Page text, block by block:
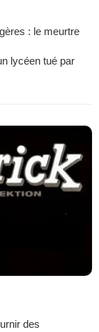
: le meurtre
lycéen tué par
des